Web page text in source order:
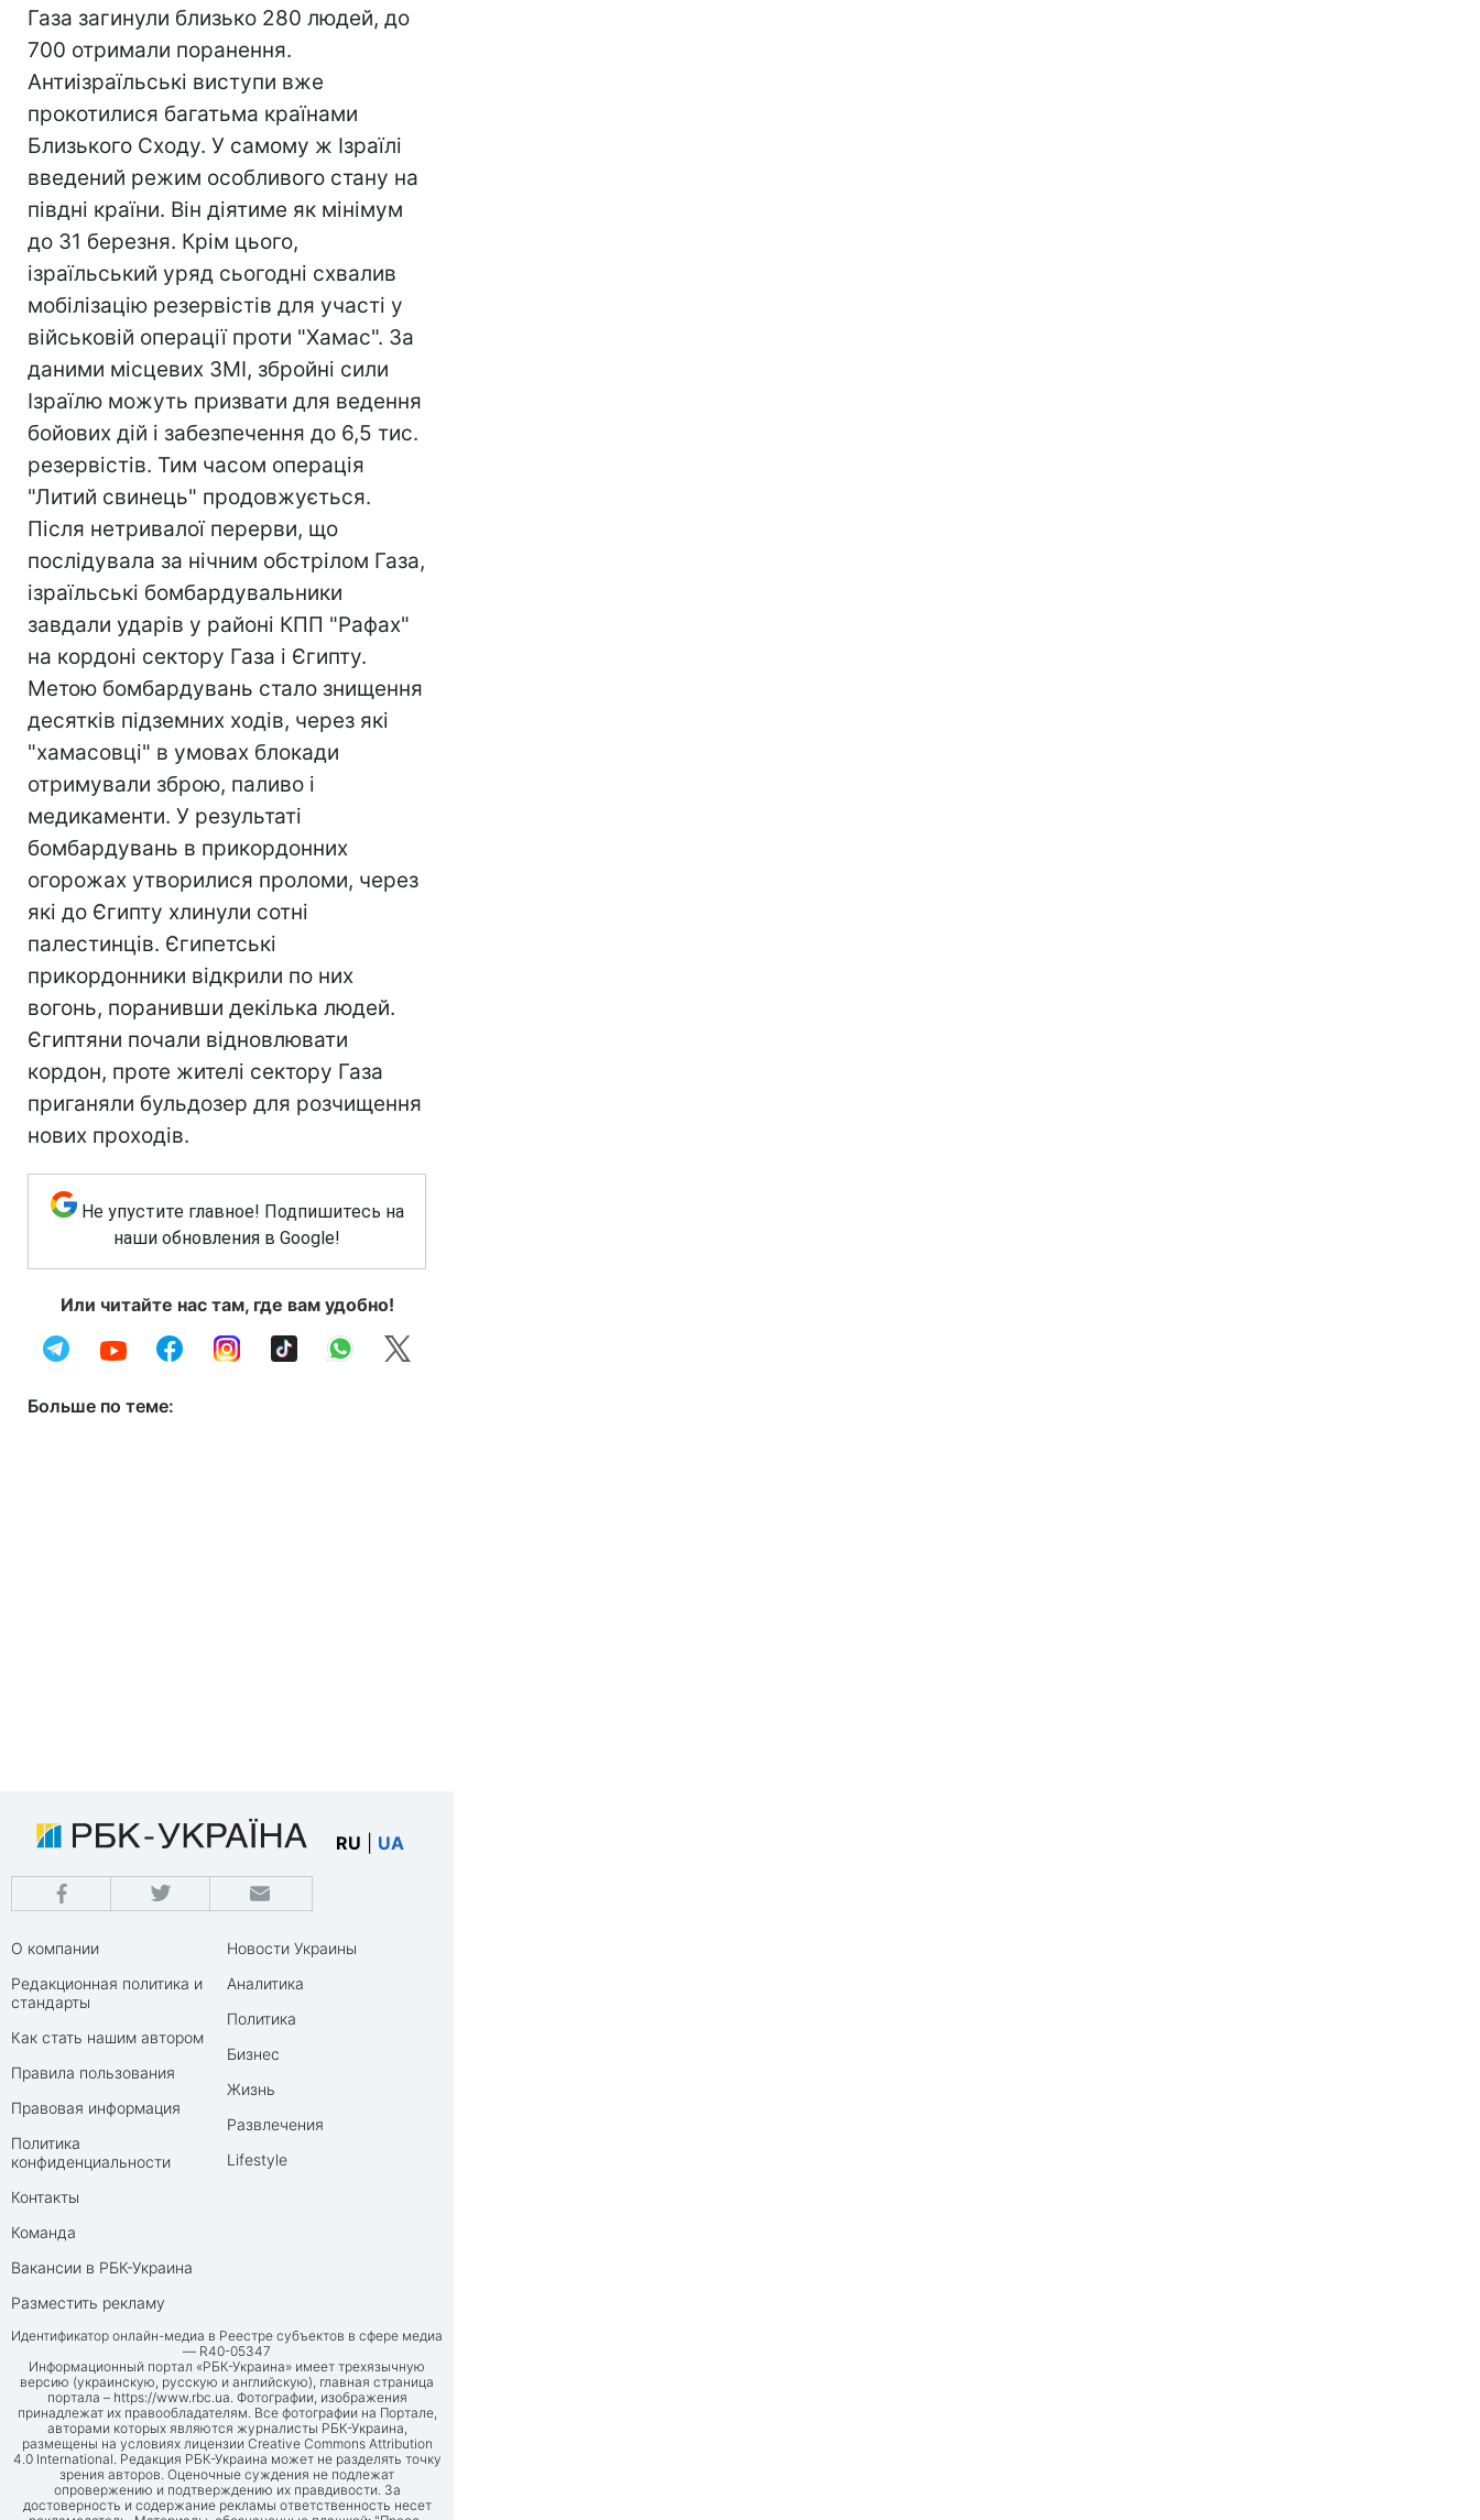
Газа загинули близько 280 людей, до
700 отримали поранення.
Антиізраїльські виступи вже
прокотилися багатьма країнами
Близького Сходу. У самому ж Ізраїлі
введений режим особливого стану на
півдні країни. Він діятиме як мінімум
до 31 березня. Крім цього,
ізраїльський уряд сьогодні схвалив
мобілізацію резервістів для участі у
військовій операції проти "Хамас". За
даними місцевих ЗМІ, збройні сили
Ізраїлю можуть призвати для ведення
бойових дій і забезпечення до 6,5 тис.
резервістів. Тим часом операція
"Литий свинець" продовжується.
Після нетривалої перерви, що
послідувала за нічним обстрілом Газа,
ізраїльські бомбардувальники
завдали ударів у районі КПП "Рафах"
на кордоні сектору Газа і Єгипту.
Метою бомбардувань стало знищення
десятків підземних ходів, через які
"хамасовці" в умовах блокади
отримували зброю, паливо і
медикаменти. У результаті
бомбардувань в прикордонних
огорожах утворилися проломи, через
які до Єгипту хлинули сотні
палестинців. Єгипетські
прикордонники відкрили по них
вогонь, поранивши декілька людей.
Єгиптяни почали відновлювати
кордон, проте жителі сектору Газа
приганяли бульдозер для розчищення
нових проходів.
Не упустите главное! Подпишитесь на
наши обновления в Google!
Или читайте нас там, где вам удобно!
Больше по теме:
RU UA
О компании
Редакционная политика и
стандарты
Как стать нашим автором
Правила пользования
Правовая информация
Политика
конфиденциальности
Контакты
Команда
Вакансии в РБК-Украина
Разместить рекламу
Новости Украины
Аналитика
Политика
Бизнес
Жизнь
Развлечения
Lifestyle
Идентификатор онлайн-медиа в Реестре субъектов в сфере медиа
— R40-05347
Информационный портал «РБК-Украина» имеет трехязычную
версию (украинскую, русскую и английскую), главная страница
портала – https://www.rbc.ua. Фотографии, изображения
принадлежат их правообладателям. Все фотографии на Портале,
авторами которых являются журналисты РБК-Украина,
размещены на условиях лицензии Creative Commons Attribution
4.0 International. Редакция РБК-Украина может не разделять точку
зрения авторов. Оценочные суждения не подлежат
опровержению и подтверждению их правдивости. За
достоверность и содержание рекламы ответственность несет